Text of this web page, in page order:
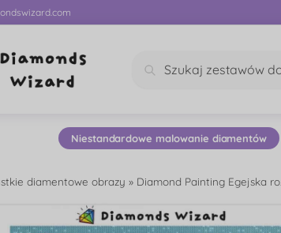
Szukaj
Niestandardowe malowanie diamentów
diamentowe obrazy » Diamond Painting Egejska